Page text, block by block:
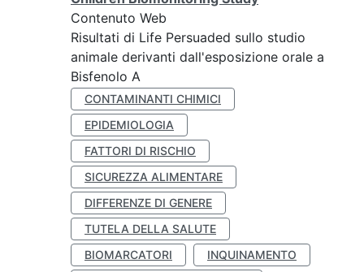
Contenuto Web
Risultati di Life Persuaded sullo studio
animale derivanti dall'esposizione orale a
Bisfenolo A
CONTAMINANTI CHIMICI
EPIDEMIOLOGIA
FATTORI DI RISCHIO
SICUREZZA ALIMENTARE
DIFFERENZE DI GENERE
TUTELA DELLA SALUTE
BIOMARCATORI
INQUINAMENTO